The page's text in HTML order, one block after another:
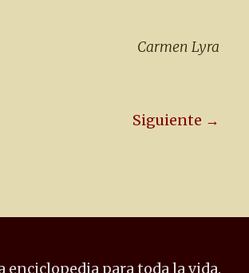
Carmen Lyra
Siguiente →
enciclopedia para toda la vida.